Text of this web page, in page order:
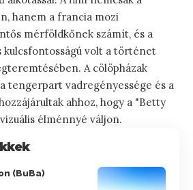
hanem a francia mozi
mérföldkőnek számít, és a
kulcsfontosságú volt a történet
A cölöpházak
tengerpart vadregényessége és a
ahhoz, hogy a "Betty
élménnyé váljon.
(BuBa)